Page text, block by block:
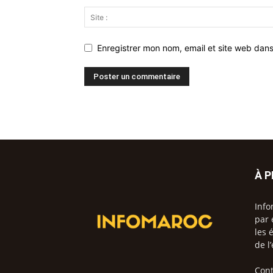
Enregistrer mon nom, email et site web
À
par
les
de